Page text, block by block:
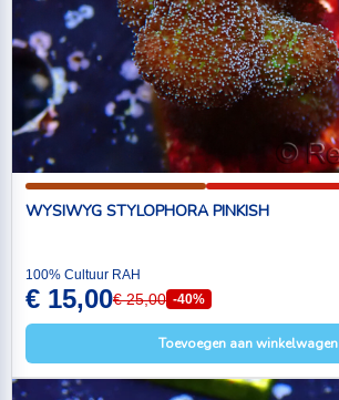
WYSIWYG STYLOPHORA PINKISH
100% Cultuur RAH
€ 15,00€ 25,00 -40%
Toevoegen aan winkelwagen